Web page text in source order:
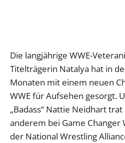
Die langjährige WWE-
Titelträgerin Natalya hat in
Monaten mit einem neuen
WWE für Aufsehen gesorgt.
„Badass“ Nattie Neidhart
anderem bei Game Changer
der National Wrestling